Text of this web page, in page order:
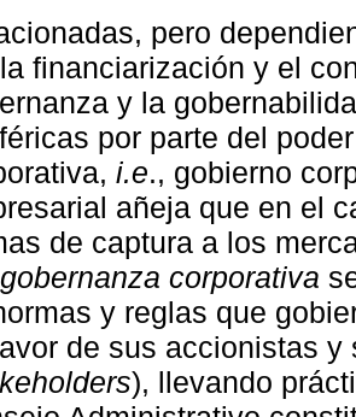
pero
financiarización y el
y la
por parte del
i.e., gobierno
añeja que en el
de captura a los
gobernanza corporativa
y reglas que
de sus accionistas
), llevando